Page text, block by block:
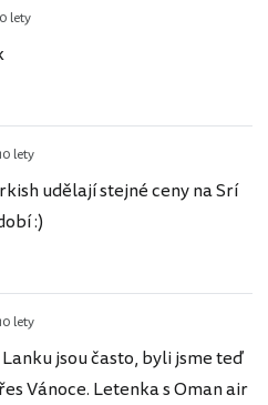
lety
lety
udělají stejné ceny na Srí
:)
lety
jsou často, byli jsme teď
Vánoce. Letenka s Oman air